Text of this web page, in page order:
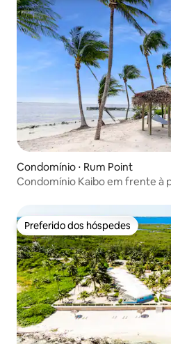
Condomínio ⋅ Rum Point
Condomínio Kaibo em frente à
Preferido dos hóspedes
Preferido dos hóspedes